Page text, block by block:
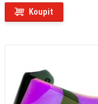
Koupit